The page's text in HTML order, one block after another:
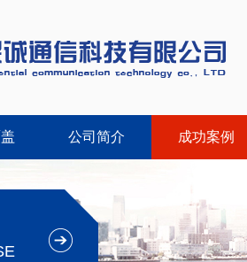
公司简介 成功案例